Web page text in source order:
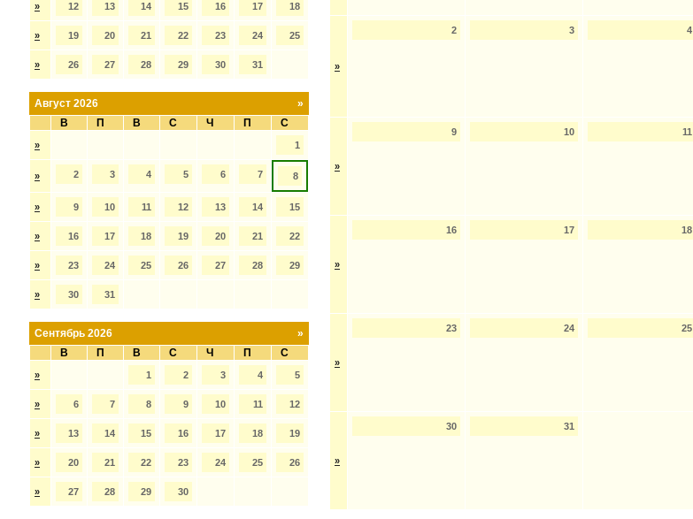
» 12 13 14 15 16 17 18
» 19 20 21 22 23 24 25
» 26 27 28 29 30 31
»
Август 2026
В
П В С Ч П С
» 1
» 2 3 4 5 6 7 8
» 9 10 11 12 13 14 15
» 16 17 18 19 20 21 22
» 23 24 25 26 27 28 29
» 30 31
»
Сентябрь 2026
В
П В С Ч П С
» 1 2 3 4 5
» 6 7 8 9 10 11 12
» 13 14 15 16 17 18 19
» 20 21 22 23 24 25 26
» 27 28 29 30
»
2 3 4
»
9 10 11
»
16 17 18
»
23 24 25
»
30 31